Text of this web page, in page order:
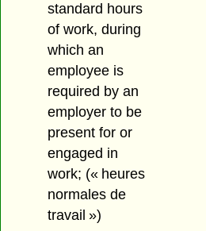
standard hours
of work, during
which an
employee is
required by an
employer to be
present for or
engaged in
work; (« heures
normales de
travail »)